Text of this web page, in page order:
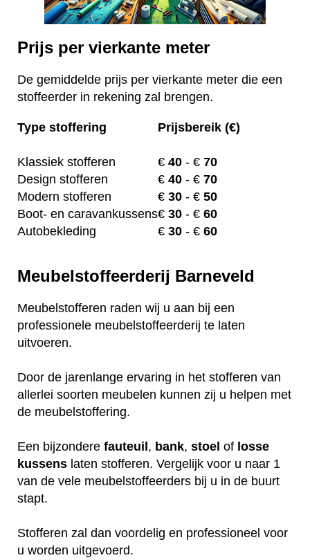
Prijs per vierkante meter
De gemiddelde prijs per vierkante meter die een
stoffeerder in rekening zal brengen.
Type stoffering Prijsbereik (€)
Klassiek stofferen € 40 - € 70
Design stofferen
€ 40 - € 70
Modern stofferen
€ 30 - € 50
Boot- en caravankussens€ 30 - € 60
Autobekleding
€ 30 - € 60
Meubelstoffeerderij Barneveld
Meubelstofferen raden wij u aan bij een
professionele meubelstoffeerderij te laten
uitvoeren.
Door de jarenlange ervaring in het stofferen van
allerlei soorten meubelen kunnen zij u helpen met
de meubelstoffering.
Een bijzondere fauteuil , bank, stoel of losse
kussens laten stofferen. Vergelijk voor u naar 1
van de vele meubelstoffeerders bij u in de buurt
stapt.
Stofferen zal dan voordelig en professioneel voor
u worden uitgevoerd.